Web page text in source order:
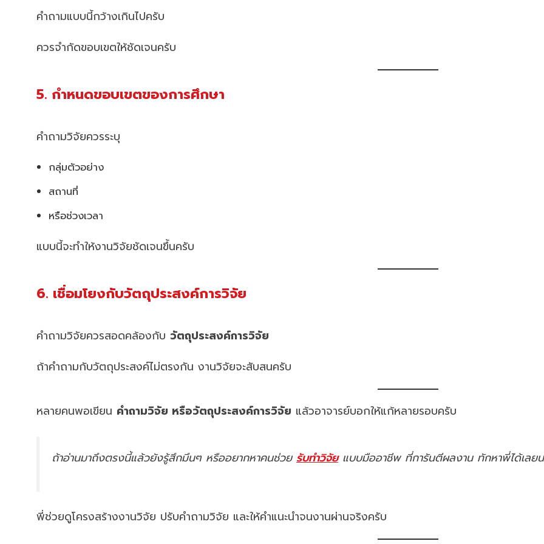
คำถามแบบนี้กว้างเกินไปครับ
ควรจำกัดขอบเขตให้ชัดเจนครับ
5. กำหนดขอบเขตของการศึกษา
คำถามวิจัยควรระบุ
กลุ่มตัวอย่าง
สถานที่
หรือช่วงเวลา
แบบนี้จะทำให้งานวิจัยชัดเจนขึ้นครับ
6. เชื่อมโยงกับวัตถุประสงค์การวิจัย
คำถามวิจัยควรสอดคล้องกับ วัตถุประสงค์การวิจัย
ถ้าคำถามกับวัตถุประสงค์ไม่ตรงกัน งานวิจัยจะสับสนครับ
หลายคนพอเขียน คำถามวิจัย หรือวัตถุประสงค์การวิจัย แล้วอาจารย์บอกให้แก้หลายรอบครับ
ถ้าอ่านมาถึงตรงนี้แล้วยังรู้สึกมึนๆ หรืออยากหาคนช่วย รับทำวิจัยแบบมืออาชีพ ที่การันตีผลงาน ทักหาพี่ได้เลย
พี่ช่วยดูโครงสร้างงานวิจัย ปรับคำถามวิจัย และให้คำแนะนำจนงานผ่านจริงครับ